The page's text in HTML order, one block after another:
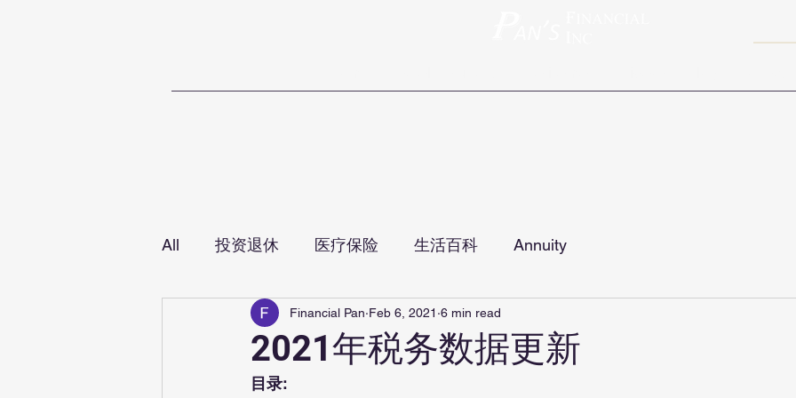
All 投资退休 医疗保险 生活百科 Annuity
2021年税务数据更新
Financial Pan Feb 6, 2021 6 min read
目录: